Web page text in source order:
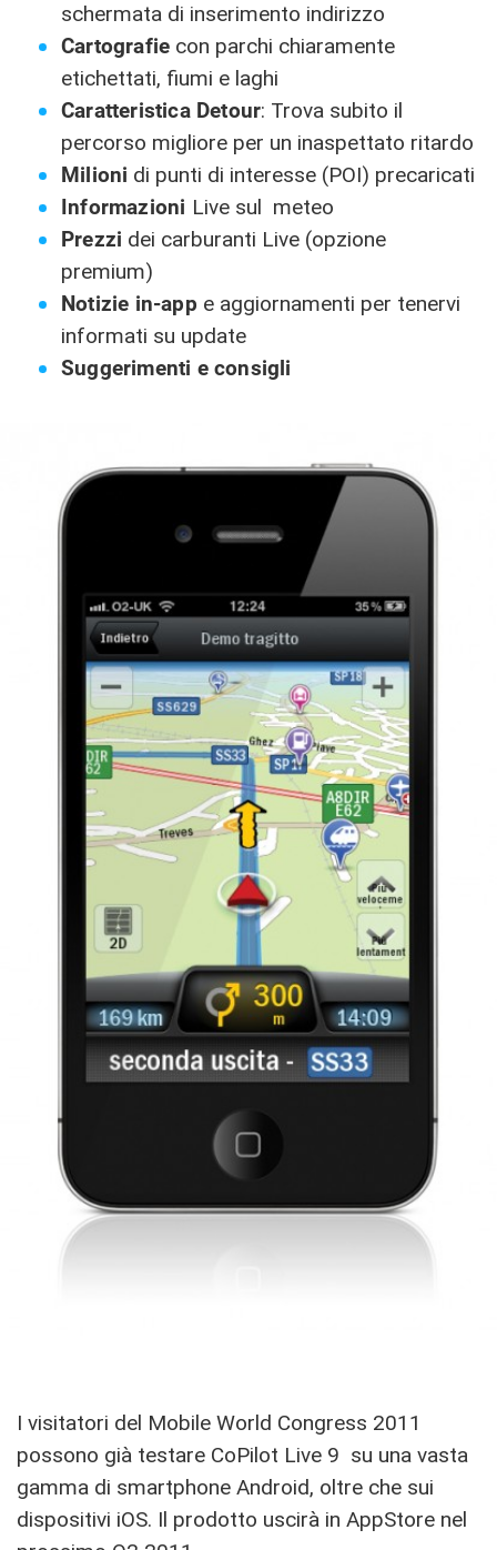
schermata di inserimento indirizzo
Cartografie con parchi chiaramente
etichettati, fiumi e laghi
Caratteristica Detour: Trova subito il
percorso migliore per un inaspettato ritardo
Milioni di punti di interesse (POI) precaricati
Informazioni Live sul meteo
Prezzi dei carburanti Live (opzione
premium)
Notizie in-app e aggiornamenti per tenervi
informati su update
Suggerimenti e consigli
I visitatori del Mobile World Congress 2011
possono già testare CoPilot Live 9 su una vasta
gamma di smartphone Android, oltre che sui
dispositivi iOS. Il prodotto uscirà in AppStore nel